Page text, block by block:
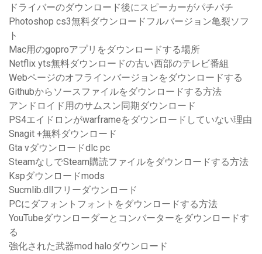
ドライバーのダウンロード後にスピーカーがパチパチ
Photoshop cs3無料ダウンロードフルバージョン亀裂ソフ
ト
Mac用のgoproアプリをダウンロードする場所
Netflix yts無料ダウンロードの古い西部のテレビ番組
Webページのオフラインバージョンをダウンロードする
Githubからソースファイルをダウンロードする方法
アンドロイド用のサムスン同期ダウンロード
PS4エイドロンがwarframeをダウンロードしていない理由
Snagit +無料ダウンロード
Gta vダウンロードdlc pc
SteamなしでSteam購読ファイルをダウンロードする方法
Kspダウンロードmods
Sucmlib.dllフリーダウンロード
PCにダフォントフォントをダウンロードする方法
YouTubeダウンローダーとコンバーターをダウンロードす
る
強化された武器mod haloダウンロード